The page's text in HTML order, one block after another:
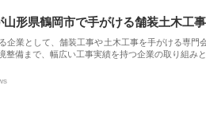
形県鶴岡市で手がける舗装土木工
企業として、舗装工事や土木工事を手がける専門
整備まで、幅広い工事実績を持つ企業の取り組み